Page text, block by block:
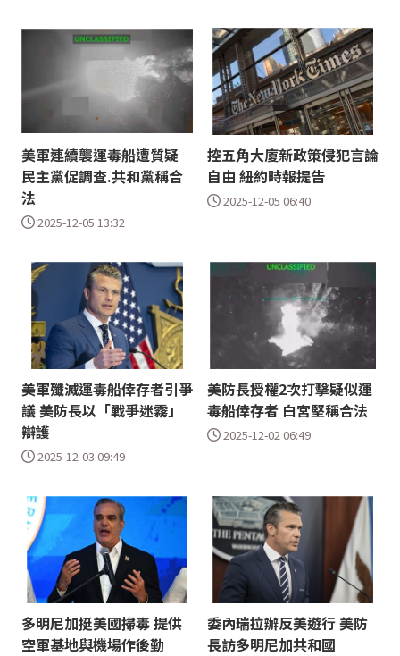
美軍連續襲運毒船遭質疑
民主黨促調查.共和黨稱合
法
2025-12-05 13:32
控五角大廈新政策侵犯言論
自由 紐約時報提告
2025-12-05 06:40
美軍殲滅運毒船倖存者引爭
議 美防長以「戰爭迷霧」
辯護
2025-12-03 09:49
美防長授權2次打擊疑似運
毒船倖存者 白宮堅稱合法
2025-12-02 06:49
多明尼加挺美國掃毒 提供
空軍基地與機場作後勤
委內瑞拉辦反美遊行 美防
長訪多明尼加共和國